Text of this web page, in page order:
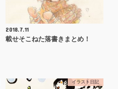
2018.7.11
載せそこねた落書きまとめ！
イラスト日記